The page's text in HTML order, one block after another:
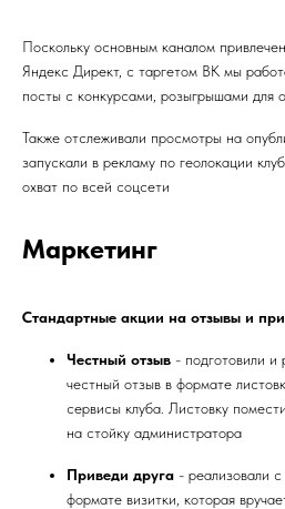
Поскольку основным каналом
Яндекс Директ, с таргетом ВК мы
посты с конкурсами, розыгрышами для
Также отслеживали просмотры на
запускали в рекламу по геолокации
охват по всей соцсети
Маркетинг
Стандартные акции на отзывы и
Честный отзыв - подготовили и
честный отзыв в формате
сервисы клуба. Листовку
на стойку администратора
Приведи друга - реализовали
формате визитки, которая